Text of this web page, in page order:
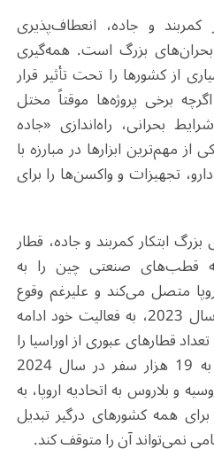
کمربند و جاده، انعطاف‌پذیری
بحران‌های بزرگ است. همه‌گیری
از کشورها را تحت تأثیر قرار
برخی پروژه‌ها موقتاً مختل
بحرانی، راه‌اندازی «جاده
مهم‌ترین ابزارها در مبارزه با
تجهیزات و واکسن‌ها را برای
ابتکار کمربند و جاده، قطار
قطب‌های صنعتی چین را به
متصل می‌کند و علیرغم وقوع
درگیری روسیه و اوکراین در سال 2023، به فعالیت خود ادامه
قطارهای عبوری از اوراسیا را
از 80 سفر در سال 2013 به 19 هزار سفر در سال 2024
و بلاروس به اتحادیه اروپا، به
همه کشورهای درگیر تبدیل
نمی‌تواند آن را متوقف کند.